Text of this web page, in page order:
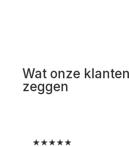
Wat onze
zeggen
★★★★★